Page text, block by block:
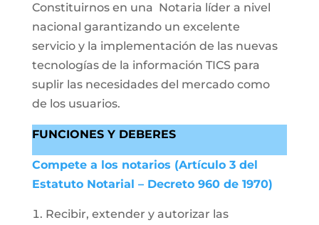
Constituirnos en una Notaria líder a nivel
nacional garantizando un excelente
servicio y la implementación de las nuevas
tecnologías de la información TICS para
suplir las necesidades del mercado como
de los usuarios.
FUNCIONES Y DEBERES
Compete a los notarios (Artículo 3 del
Estatuto Notarial – Decreto 960 de 1970)
Recibir, extender y autorizar las